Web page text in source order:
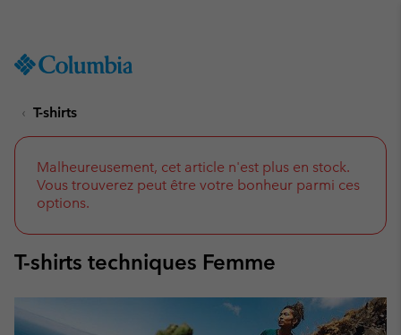
TO
SKIP
NAV
SKIP
TO
SEARCH
T-shirts
Malheureusement, cet article n'est plus en stock.
Vous trouverez peut être votre bonheur parmi ces
options.
T-shirts techniques Femme